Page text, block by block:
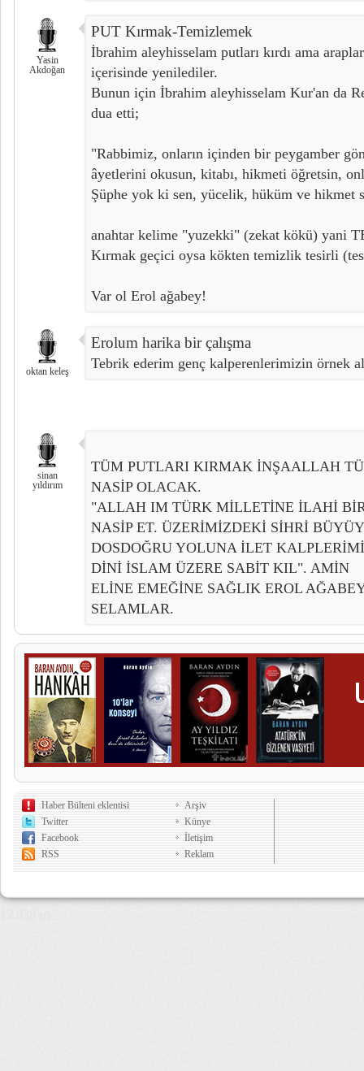
Yasin
Akdoğan
PUT Kırmak-Temizlemek
İbrahim aleyhisselam putları kırdı ama
içerisinde yenilediler.
Bunun için İbrahim aleyhisselam Kur'an da
dua etti;
"Rabbimiz, onların içinden bir peygamber
âyetlerini okusun, kitabı, hikmeti öğretsin,
Şüphe yok ki sen, yücelik, hüküm ve hikmet
anahtar kelime "yuzekki" (zekat kökü) yani
Kırmak geçici oysa kökten temizlik tesirli
Var ol Erol ağabey!
oktan keleş
Erolum harika bir çalışma
Tebrik ederim genç kalperenlerimizin örnek
sinan
yıldırım
TÜM PUTLARI KIRMAK İNŞAALLAH
NASİP OLACAK.
"ALLAH IM TÜRK MİLLETİNE İLAHİ
NASİP ET. ÜZERİMİZDEKİ SİHRİ
DOSDOĞRU YOLUNA İLET
DİNİ İSLAM ÜZERE SABİT KIL". AMİN
ELİNE EMEĞİNE SAĞLIK EROL
SELAMLAR.
Haber Bülteni eklentisi
Twitter
Facebook
RSS
Arşiv
Künye
İletişim
Reklam